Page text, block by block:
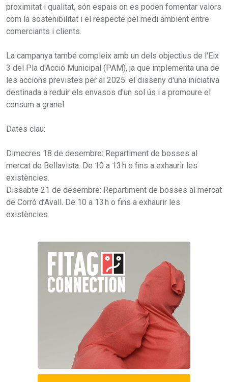
proximitat i qualitat, són espais on es poden fomentar valors
com la sostenibilitat i el respecte pel medi ambient entre
comerciants i clients.
La campanya també compleix amb un dels objectius de l'Eix
3 del Pla d'Acció Municipal (PAM), ja que implementa una de
les accions previstes per al 2025: el disseny d'una iniciativa
destinada a reduir els envasos d'un sol ús i a promoure el
consum a granel.
Dates clau:
Dimecres 18 de desembre: Repartiment de bosses al
mercat de Bellavista. De 10 a 13 h o fins a exhaurir les
existències.
Dissabte 21 de desembre: Repartiment de bosses al mercat
de Corró d’Avall. De 10 a 13 h o fins a exhaurir les
existències.